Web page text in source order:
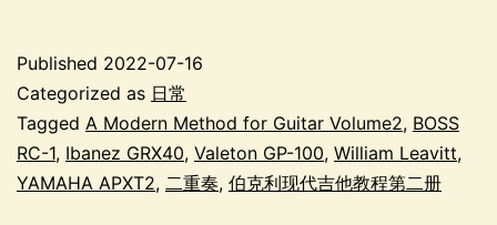
Published 2022-07-16
Categorized as 日常
Tagged A Modern Method for Guitar Volume2, BOSS
RC-1, Ibanez GRX40, Valeton GP-100, William Leavitt,
YAMAHA APXT2, 二重奏, 伯克利现代吉他教程第二册